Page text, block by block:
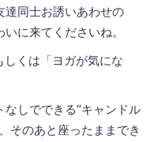
達同士お誘いあわせの
に来てくださいね。
くは「ヨガが気にな
しでできる“キャンドル
そのあと座ったままでき